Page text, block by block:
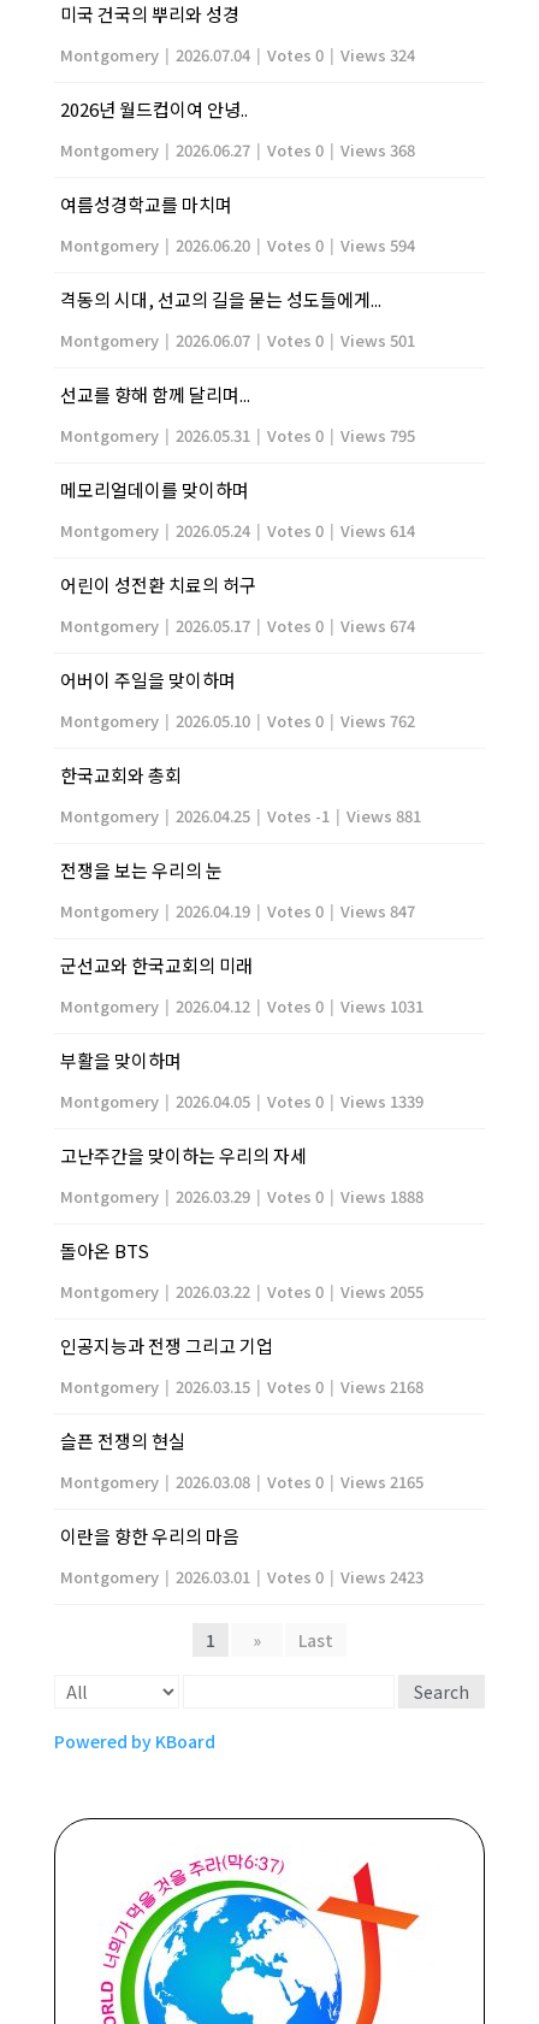
미국 건국의 뿌리와 성경
Montgomery | 2026.07.04 | Votes 0 | Views 324
2026년 월드컵이여 안녕..
Montgomery | 2026.06.27 | Votes 0 | Views 368
여름성경학교를 마치며
Montgomery | 2026.06.20 | Votes 0 | Views 594
격동의 시대, 선교의 길을 묻는 성도들에게...
Montgomery | 2026.06.07 | Votes 0 | Views 501
선교를 향해 함께 달리며...
Montgomery | 2026.05.31 | Votes 0 | Views 795
메모리얼데이를 맞이하며
Montgomery | 2026.05.24 | Votes 0 | Views 614
어린이 성전환 치료의 허구
Montgomery | 2026.05.17 | Votes 0 | Views 674
어버이 주일을 맞이하며
Montgomery | 2026.05.10 | Votes 0 | Views 762
한국교회와 총회
Montgomery | 2026.04.25 | Votes -1 | Views 881
전쟁을 보는 우리의 눈
Montgomery | 2026.04.19 | Votes 0 | Views 847
군선교와 한국교회의 미래
Montgomery | 2026.04.12 | Votes 0 | Views 1031
부활을 맞이하며
Montgomery | 2026.04.05 | Votes 0 | Views 1339
고난주간을 맞이하는 우리의 자세
Montgomery | 2026.03.29 | Votes 0 | Views 1888
돌아온 BTS
Montgomery | 2026.03.22 | Votes 0 | Views 2055
인공지능과 전쟁 그리고 기업
Montgomery | 2026.03.15 | Votes 0 | Views 2168
슬픈 전쟁의 현실
Montgomery | 2026.03.08 | Votes 0 | Views 2165
이란을 향한 우리의 마음
Montgomery | 2026.03.01 | Votes 0 | Views 2423
1 » Last
Search
Powered by KBoard